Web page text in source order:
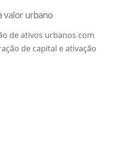
valor urbano
de ativos urbanos com
de capital e ativação